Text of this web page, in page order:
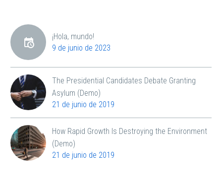
¡Hola, mundo!
9 de junio de 2023
The Presidential Candidates Debate Granting
Asylum (Demo)
21 de junio de 2019
How Rapid Growth Is Destroying the Environment
(Demo)
21 de junio de 2019